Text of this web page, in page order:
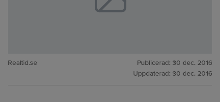
Realtid.se Publicerad: 30 dec. 2016
Uppdaterad: 30 dec. 2016